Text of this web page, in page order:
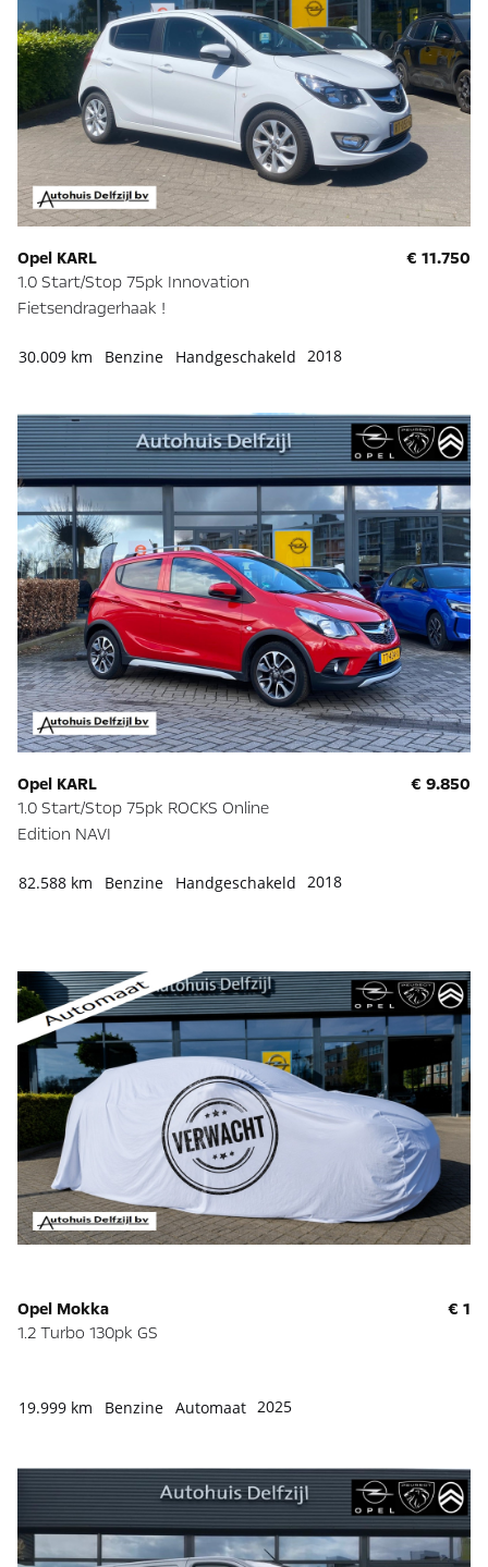
Opel KARL
1.0 Start/Stop 75pk Innovation
Fietsendragerhaak !
€ 11.750
30.009 km Benzine Handgeschakeld 2018
Opel KARL
1.0 Start/Stop 75pk ROCKS Online
Edition NAVI
€ 9.850
82.588 km Benzine Handgeschakeld 2018
Opel Mokka
1.2 Turbo 130pk GS
€ 1
19.999 km Benzine Automaat 2025